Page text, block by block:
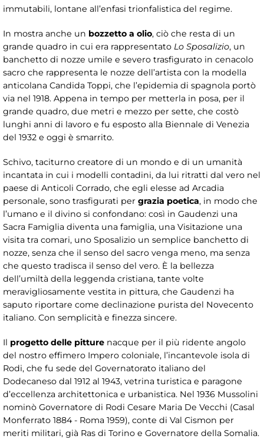
immutabili, lontane all’enfasi trionfalistica del regime.
In mostra anche un bozzetto a olio, ciò che resta di un
grande quadro in cui era rappresentato Lo Sposalizio, un
banchetto di nozze umile e severo trasfigurato in cenacolo
sacro che rappresenta le nozze dell’artista con la modella
anticolana Candida Toppi, che l’epidemia di spagnola portò
via nel 1918. Appena in tempo per metterla in posa, per il
grande quadro, due metri e mezzo per sette, che costò
lunghi anni di lavoro e fu esposto alla Biennale di Venezia
del 1932 e oggi è smarrito.
Schivo, taciturno creatore di un mondo e di un umanità
incantata in cui i modelli contadini, da lui ritratti dal vero nel
paese di Anticoli Corrado, che egli elesse ad Arcadia
personale, sono trasfigurati per grazia poetica, in modo che
l’umano e il divino si confondano: così in Gaudenzi una
Sacra Famiglia diventa una famiglia, una Visitazione una
visita tra comari, uno Sposalizio un semplice banchetto di
nozze, senza che il senso del sacro venga meno, ma senza
che questo tradisca il senso del vero. È la bellezza
dell’umiltà della leggenda cristiana, tante volte
meravigliosamente vestita in pittura, che Gaudenzi ha
saputo riportare come declinazione purista del Novecento
italiano. Con semplicità e finezza sincere.
Il progetto delle pitture nacque per il più ridente angolo
del nostro effimero Impero coloniale, l’incantevole isola di
Rodi, che fu sede del Governatorato italiano del
Dodecaneso dal 1912 al 1943, vetrina turistica e paragone
d’eccellenza architettonica e urbanistica. Nel 1936 Mussolini
nominò Governatore di Rodi Cesare Maria De Vecchi (Casal
Monferrato 1884 - Roma 1959), conte di Val Cismon per
meriti militari, già Ras di Torino e Governatore della Somalia.